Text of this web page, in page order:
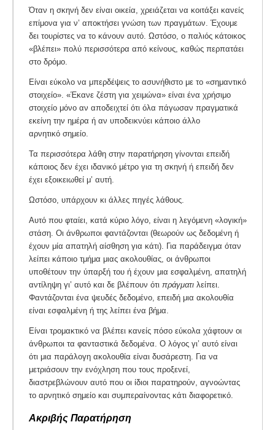
Όταν η σκηνή δεν είναι οικεία, χρειάζεται να κοιτάξει κανείς
επίμονα για ν’ αποκτήσει γνώση των πραγμάτων. Έχουμε
δει τουρίστες να το κάνουν αυτό. Ωστόσο, ο παλιός κάτοικος
«βλέπει» πολύ περισσότερα από κείνους, καθώς περπατάει
στο δρόμο.
Είναι εύκολο να μπερδέψεις το ασυνήθιστο με το «σημαντικό
στοιχείο». «Έκανε ζέστη για χειμώνα» είναι ένα χρήσιμο
στοιχείο μόνο αν αποδειχτεί ότι όλα πάγωσαν πραγματικά
εκείνη την ημέρα ή αν υποδεικνύει κάποιο άλλο
αρνητικό σημείο.
Τα περισσότερα λάθη στην παρατήρηση γίνονται επειδή
κάποιος δεν έχει ιδανικό μέτρο για τη σκηνή ή επειδή δεν
έχει εξοικειωθεί μ’ αυτή.
Ωστόσο, υπάρχουν κι άλλες πηγές λάθους.
Αυτό που φταίει, κατά κύριο λόγο, είναι η λεγόμενη «λογική»
στάση. Οι άνθρωποι φαντάζονται (θεωρούν ως δεδομένη ή
έχουν μία απατηλή αίσθηση για κάτι). Για παράδειγμα όταν
λείπει κάποιο τμήμα μιας ακολουθίας, οι άνθρωποι
υποθέτουν την ύπαρξή του ή έχουν μια εσφαλμένη, απατηλή
αντίληψη γι’ αυτό και δε βλέπουν ότι πράγματι λείπει.
Φαντάζονται ένα ψευδές δεδομένο, επειδή μια ακολουθία
είναι εσφαλμένη ή της λείπει ένα βήμα.
Είναι τρομακτικό να βλέπει κανείς πόσο εύκολα χάφτουν οι
άνθρωποι τα φανταστικά δεδομένα. Ο λόγος γι’ αυτό είναι
ότι μια παράλογη ακολουθία είναι δυσάρεστη. Για να
μετριάσουν την ενόχληση που τους προξενεί,
διαστρεβλώνουν αυτό που οι ίδιοι παρατηρούν, αγνοώντας
το αρνητικό σημείο και συμπεραίνοντας κάτι διαφορετικό.
Ακριβής Παρατήρηση